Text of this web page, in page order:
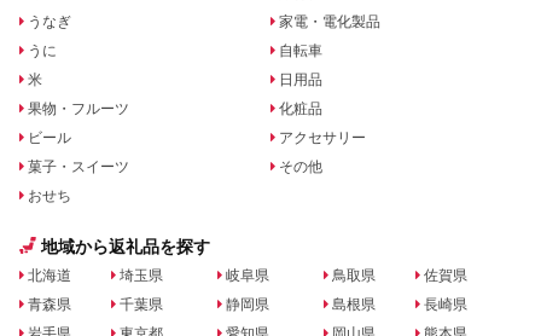
うなぎ
うに
米
果物・フルーツ
ビール
菓子・スイーツ
おせち
家電・電化製品
自転車
日用品
化粧品
アクセサリー
その他
地域から返礼品を探す
北海道
青森県
埼玉県
千葉県
岐阜県
静岡県
鳥取県
島根県
佐賀県
長崎県